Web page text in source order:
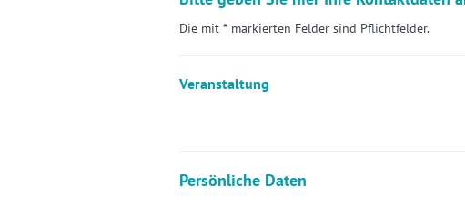
Die mit * markierten Felder sind Pflichtfelder.
Veranstaltung
Persönliche Daten